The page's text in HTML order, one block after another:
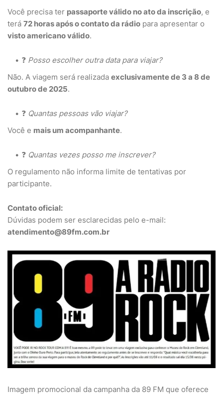
Você precisa ter passaporte válido no ato da inscrição, e
terá 72 horas após o contato da rádio para apresentar o
visto americano válido.
❓ Posso escolher outra data para viajar?
Não. A viagem será realizada exclusivamente de 3 a 8 de
outubro de 2025.
❓ Quantas pessoas vão viajar?
Você e mais um acompanhante.
❓ Quantas vezes posso me inscrever?
O regulamento não informa limite de tentativas por
participante.
Contato oficial:
Dúvidas podem ser esclarecidas pelo e-mail:
atendimento@89fm.com.br
Imagem promocional da campanha da 89 FM que oferece